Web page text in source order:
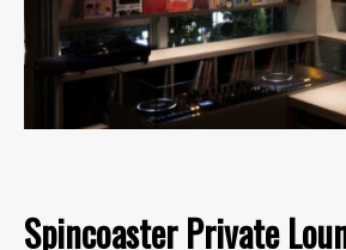
Spincoaster Private